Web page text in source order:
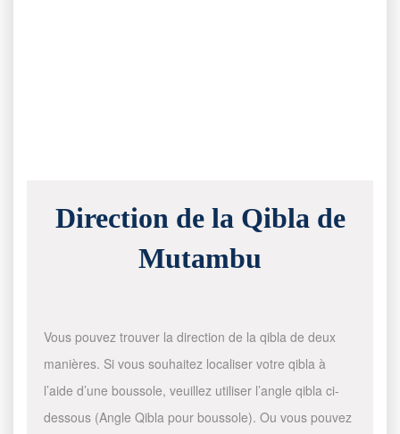
Direction de la Qibla de
Mutambu
Vous pouvez trouver la direction de la qibla de deux
manières. Si vous souhaitez localiser votre qibla à
l’aide d’une boussole, veuillez utiliser l’angle qibla ci-
dessous (Angle Qibla pour boussole). Ou vous pouvez